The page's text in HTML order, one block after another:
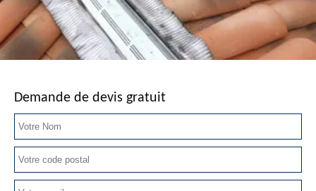
Demande de devis gratuit